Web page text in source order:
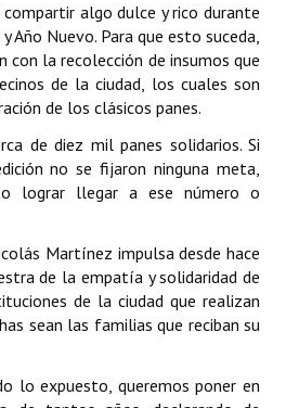
algo dulce y rico durante
Año Nuevo. Para que esto suceda,
con la recolección de insumos que
de la ciudad, los cuales son
de los clásicos panes.
de diez mil panes solidarios. Si
no se fijaron ninguna meta,
lograr llegar a ese número o
Martínez impulsa desde hace
de la empatía y solidaridad de
de la ciudad que realizan
sean las familias que reciban su
lo expuesto, queremos poner en